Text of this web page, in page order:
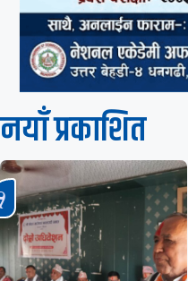
नयाँ प्रकाशित